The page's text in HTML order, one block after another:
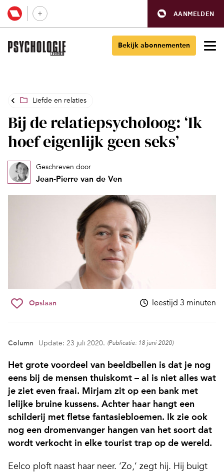
AANMELDEN
Bekijk abonnementen
Liefde en relaties
Bij de relatiepsycholoog: ‘Ik
hoef eigenlijk geen seks’
Geschreven door
Jean-Pierre van de Ven
Opslaan leestijd 3 minuten
Column Update: 23 juli 2020. (Publicatie: 18 juni 2020)
Het grote voordeel van beeldbellen is dat je nog
eens bij de mensen thuiskomt – al is niet alles wat
je ziet even fraai. Mirjam zit op een bank met
lelijke bruine kussens. Achter haar hangt een
schilderij met fletse fantasiebloemen. Ik zie ook
nog een dromenvanger hangen van het soort dat
wordt verkocht in elke tourist trap op de wereld.
Eelco ploft naast haar neer. ‘Zo,’ zegt hij. Hij buigt